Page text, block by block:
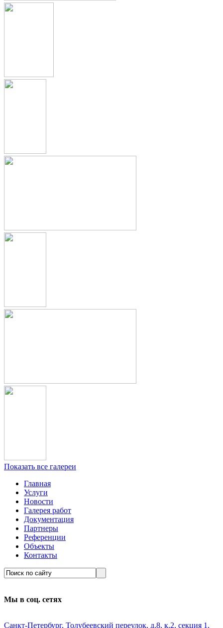
Показать все галереи
Главная
Услуги
Новости
Галерея работ
Документация
Партнеры
Референции
Объекты
Контакты
Мы в соц. сетях
Санкт-Петербург, Толубеевский переулок, д.8, к.2, секция 1,